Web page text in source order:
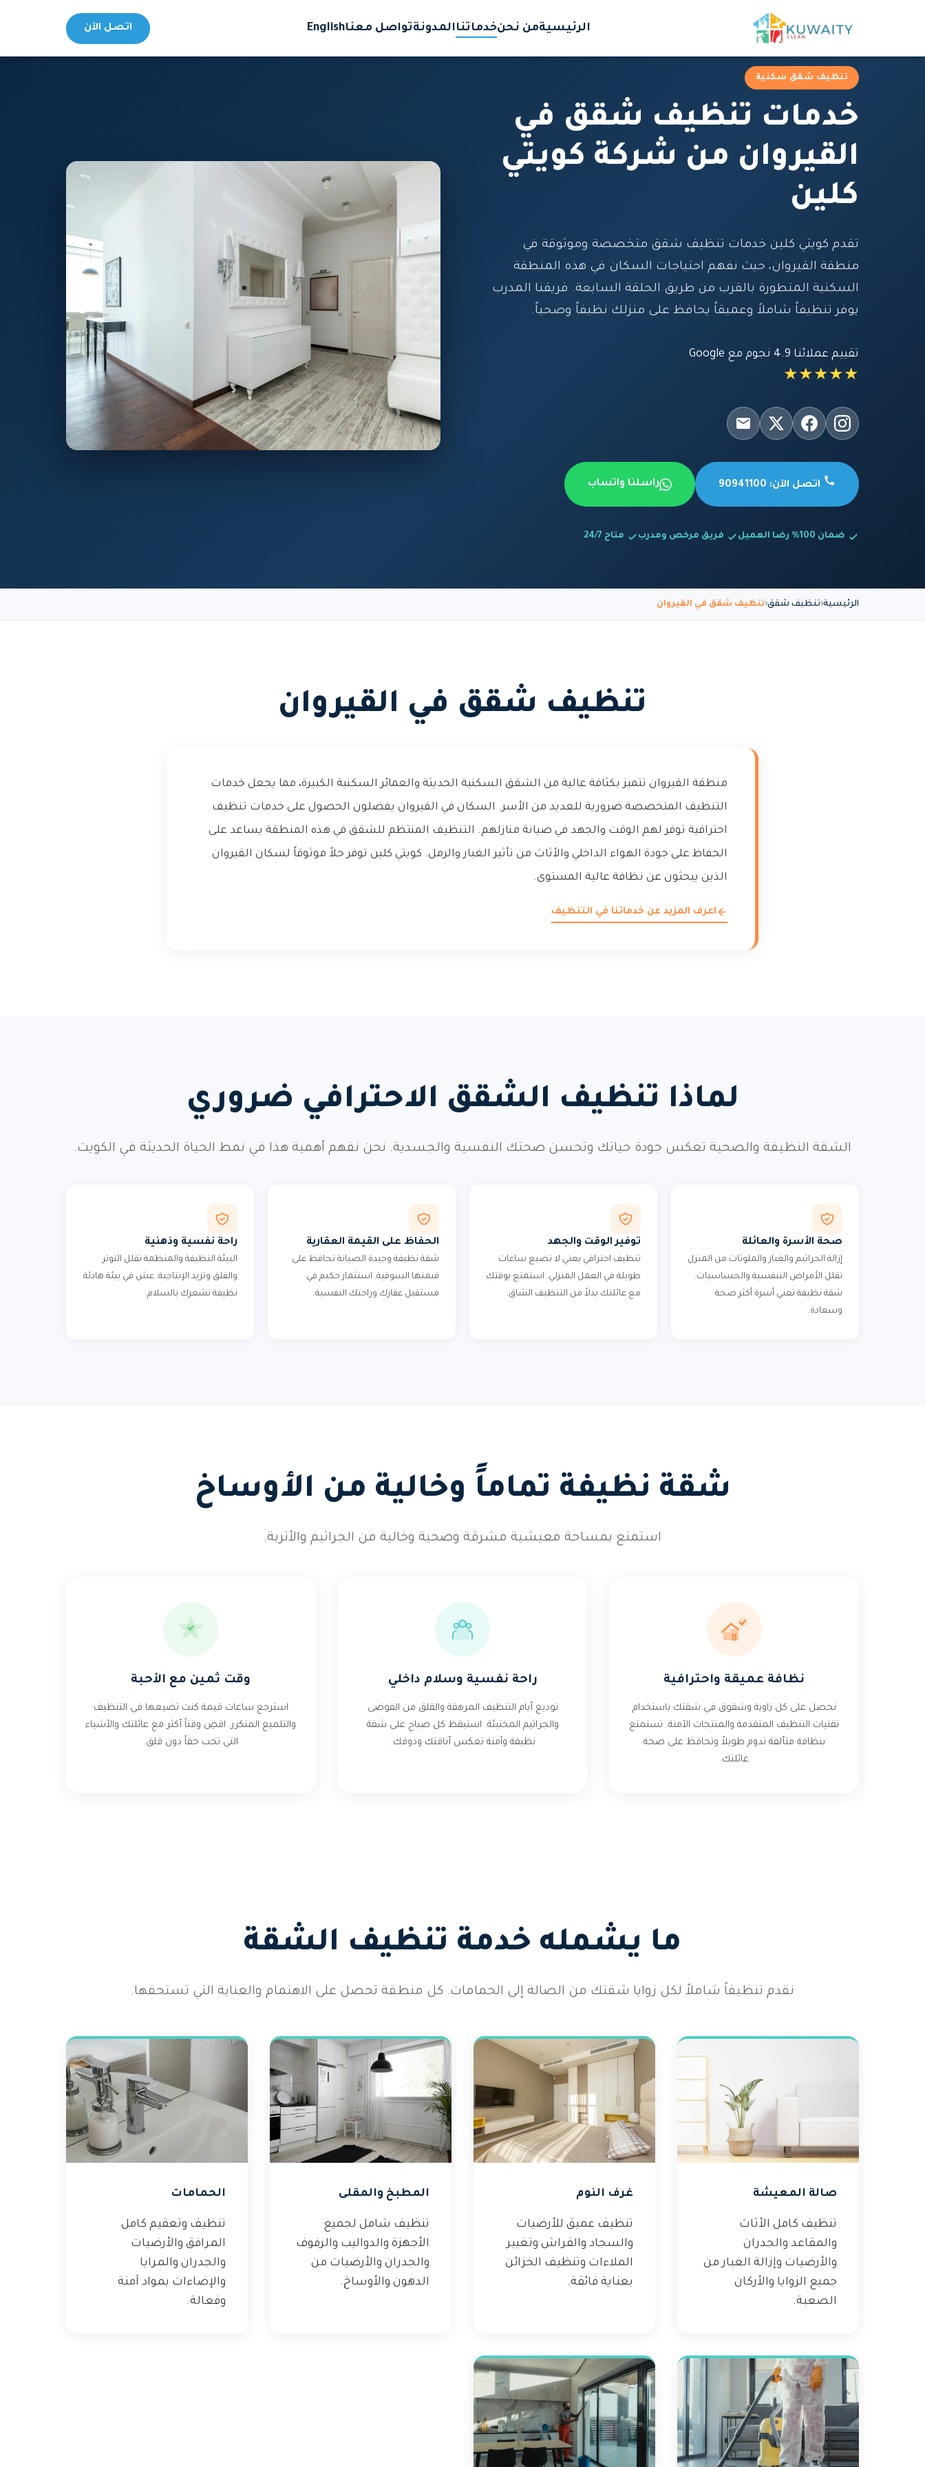
الرئيسيةمن نحنخدماتناالمدونةتواصل معناEnglish اتصل الآن
تنظيف شقق سكنية
خدمات تنظيف شقق في
القيروان من شركة كويتي
كلين
تقدم كويتي كلين خدمات تنظيف شقق متخصصة وموثوقة في
منطقة القيروان، حيث نفهم احتياجات السكان في هذه المنطقة
السكنية المتطورة بالقرب من طريق الحلقة السابعة. فريقنا المدرب
يوفر تنظيفاً شاملاً وعميقاً يحافظ على منزلك نظيفاً وصحياً.
تقييم عملائنا 4.9 نجوم مع Google
★★★★★
اتصل الآن: 90941100 راسلنا واتساب
ضمان 100% رضا العميل فريق مرخص ومدرب متاح 24/7
الرئيسية تنظيف شقق تنظيف شقق في القيروان
تنظيف شقق في القيروان
منطقة القيروان تتميز بكثافة عالية من الشقق السكنية الحديثة والعمائر السكنية الكبيرة، مما يجعل خدمات
التنظيف المتخصصة ضرورية للعديد من الأسر. السكان في القيروان يفضلون الحصول على خدمات تنظيف
احترافية توفر لهم الوقت والجهد في صيانة منازلهم. التنظيف المنتظم للشقق في هذه المنطقة يساعد على
الحفاظ على جودة الهواء الداخلي والأثاث من تأثير الغبار والرمل. كويتي كلين توفر حلاً موثوقاً لسكان القيروان
الذين يبحثون عن نظافة عالية المستوى.
اعرف المزيد عن خدماتنا في التنظيف
لماذا تنظيف الشقق الاحترافي ضروري
الشقة النظيفة والصحية تعكس جودة حياتك وتحسن صحتك النفسية والجسدية. نحن نفهم أهمية هذا في نمط الحياة الحديثة في الكويت.
صحة الأسرة والعائلة
إزالة الجراثيم والغبار والملوثات من المنزل
تقلل الأمراض التنفسية والحساسيات.
شقة نظيفة تعني أسرة أكثر صحة
وسعادة.
توفير الوقت والجهد
تنظيف احترافي يعني لا تضيع ساعات
طويلة في العمل المنزلي. استمتع بوقتك
مع عائلتك بدلاً من التنظيف الشاق.
الحفاظ على القيمة العقارية
شقة نظيفة وجيدة الصيانة تحافظ على
قيمتها السوقية. استثمار حكيم في
مستقبل عقارك وراحتك النفسية.
راحة نفسية وذهنية
البيئة النظيفة والمنظمة تقلل التوتر
والقلق وتزيد الإنتاجية. عش في بيئة هادئة
نظيفة تشعرك بالسلام.
شقة نظيفة تماماً وخالية من الأوساخ
استمتع بمساحة معيشية مشرقة وصحية وخالية من الجراثيم والأتربة.
نظافة عميقة واحترافية
نحصل على كل زاوية وشقوق في شقتك باستخدام
تقنيات التنظيف المتقدمة والمنتجات الآمنة. تستمتع
بنظافة متألقة تدوم طويلاً وتحافظ على صحة
عائلتك.
راحة نفسية وسلام داخلي
توديع أيام التنظيف المرهقة والقلق من الفوضى
والجراثيم المختبئة. استيقظ كل صباح على شقة
نظيفة وآمنة تعكس أناقتك وذوقك.
وقت ثمين مع الأحبة
استرجع ساعات قيمة كنت تضيعها في التنظيف
والتلميع المتكرر. اقضِ وقتاً أكثر مع عائلتك والأشياء
التي تحب حقاً دون قلق.
ما يشمله خدمة تنظيف الشقة
نقدم تنظيفاً شاملاً لكل زوايا شقتك من الصالة إلى الحمامات. كل منطقة تحصل على الاهتمام والعناية التي تستحقها.
صالة المعيشة
تنظيف كامل الأثاث
والمقاعد والجدران
والأرضيات وإزالة الغبار من
جميع الزوايا والأركان
الصعبة.
غرف النوم
تنظيف عميق للأرضيات
والسجاد والفراش وتغيير
الملاءات وتنظيف الخزائن
بعناية فائقة.
المطبخ والمقلى
تنظيف شامل لجميع
الأجهزة والدواليب والرفوف
والجدران والأرضيات من
الدهون والأوساخ.
الحمامات
تنظيف وتعقيم كامل
المرافق والأرضيات
والجدران والمرايا
والإضاءات بمواد آمنة
وفعالة.